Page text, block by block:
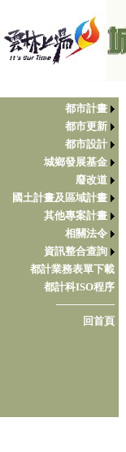
都市計畫
都市更新
都市設計
城鄉發展基金
廢改道
國土計畫及區域計畫
其他專案計畫
相關法令
資訊整合查詢
都計業務表單下載
都計科ISO程序
────────
回首頁